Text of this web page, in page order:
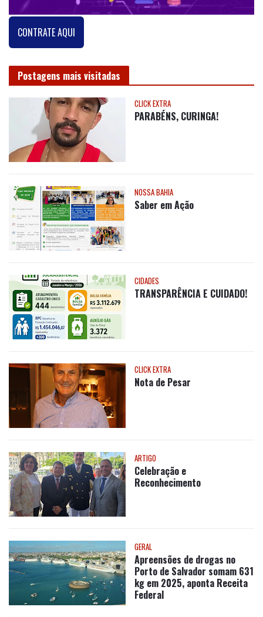
CONTRATE AQUI
Postagens mais visitadas
CLICK EXTRA
PARABÉNS, CURINGA!
NOSSA BAHIA
Saber em Ação
CIDADES
TRANSPARÊNCIA E CUIDADO!
CLICK EXTRA
Nota de Pesar
ARTIGO
Celebração e
Reconhecimento
GERAL
Apreensões de drogas no
Porto de Salvador somam 631
kg em 2025, aponta Receita
Federal